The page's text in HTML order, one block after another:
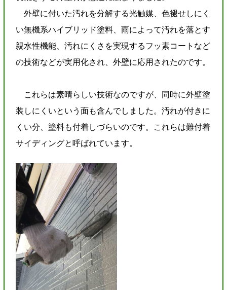
外壁に付いた汚れを分解する光触媒、色褪せしにく
い無機系ハイブリッド塗料、雨によって汚れを落とす
親水性機能、汚れにくさを実現するフッ素コートなど
の技術などが実用化され、外壁に応用されたのです。
これらは素晴らしい技術なのですが、同時に外壁塗
装しにくいという面も含んでしました。汚れが付きに
くい分、塗料も付着しづらいのです。これらは難付着
サイディングと呼ばれています。